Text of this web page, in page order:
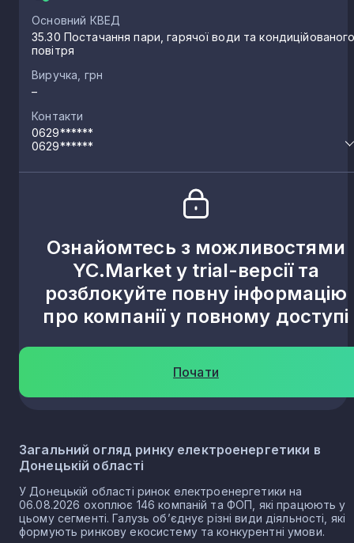
Ялта
Основний КВЕД
35.30 Постачання пари, гарячої води та
повітря
Виручка, грн
–
Контакти
0629******
0629******
Ознайомтесь з можливостями
YC.Market у trial-версії та
розблокуйте повну інформацію
про компанії у повному доступі
Почати
Загальний огляд ринку електроенергетики в
Донецькій області
У Донецькій області ринок електроенергетики на
06.08.2026 охоплює 146 компаній та ФОП, які працюють у
цьому сегменті. Галузь об’єднує різні види діяльності, які
формують ринкову екосистему та конкурентні умови.